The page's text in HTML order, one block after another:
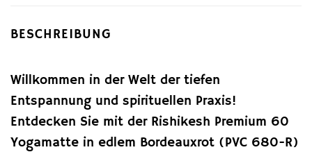
BESCHREIBUNG
Willkommen in der Welt der tiefen
Entspannung und spirituellen Praxis!
Entdecken Sie mit der Rishikesh Premium 60
Yogamatte in edlem Bordeauxrot (PVC 680-R)